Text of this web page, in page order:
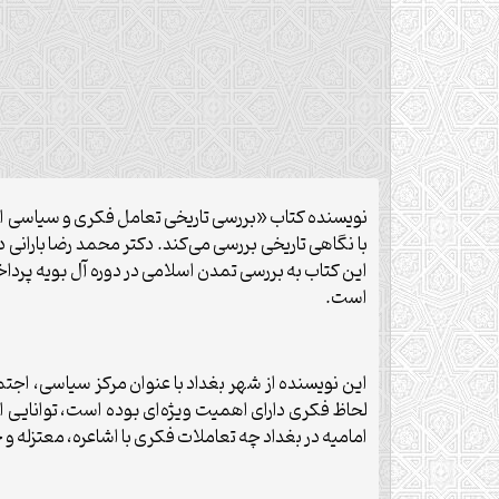
نویسنده کتاب «بررسی تاریخی تعامل فکری و سیاسی
با نگاهی تاریخی بررسی می‌کند. دکتر محمد رضا
این کتاب به بررسی تمدن اسلامی در دوره آل بویه
است.
این نویسنده از شهر بغداد با عنوان مرکز سیاسی،
لحاظ فکری دارای اهمیت ویژه‌ای بوده است،
امامیه در بغداد چه تعاملات فکری با اشاعره،